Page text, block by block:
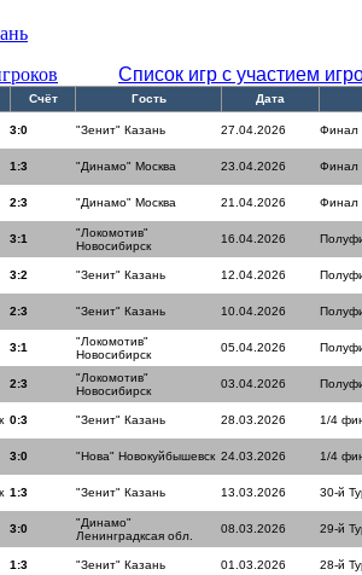
Список игр с участием
Счёт Гость Дата
3:0 "Зенит" Казань 27.04.2026 Финал
1:3 "Динамо" Москва 23.04.2026 Финал
2:3 "Динамо" Москва 21.04.2026 Финал
3:1
"Локомотив"
Новосибирск
16.04.2026
3:2 "Зенит" Казань 12.04.2026
2:3 "Зенит" Казань 10.04.2026
3:1
"Локомотив"
Новосибирск
05.04.2026
2:3
"Локомотив"
Новосибирск
03.04.2026
0:3 "Зенит" Казань 28.03.2026 1/4
3:0 "Нова" Новокуйбышевск 24.03.2026 1/4
1:3 "Зенит" Казань 13.03.2026 30-й
3:0
"Динамо"
Ленинградксая обл.
08.03.2026 29-й
1:3 "Зенит" Казань 01.03.2026 28-й